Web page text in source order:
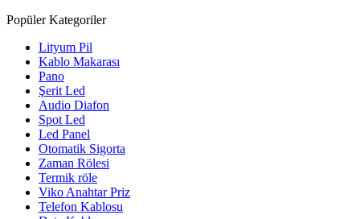
Popüler Kategoriler
Lityum Pil
Kablo Makarası
Pano
Şerit Led
Audio Diafon
Spot Led
Led Panel
Otomatik Sigorta
Zaman Rölesi
Termik röle
Viko Anahtar Priz
Telefon Kablosu